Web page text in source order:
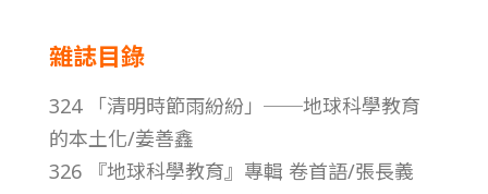
8
8
雜誌目錄
324 「清明時節雨紛紛」──地球科學教育
的本土化/姜善鑫
326 『地球科學教育』專輯 卷首語/張長義